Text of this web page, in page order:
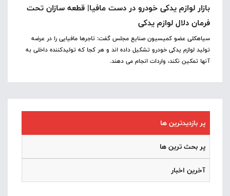
بازار لوازم یدکی خودرو در دست مافیا| قطعه سازان تحت
فرمان دلال لوازم یدکی
سیاهکلی عضو کمیسیون صنایع مجلس گفت: تاجرها مافیایی را در عرضه
تولید لوازم یدکی خودرو تشکیل داده اند و هر کجا که تولیدکننده داخلی به
آنها تمکین نکند، واردات انجام می دهند.
پر بازدیدترین ها
پر بحث ترین ها
آخرین اخبار